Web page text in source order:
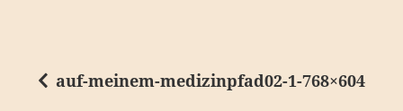
auf-meinem-medizinpfad02-1-768×604